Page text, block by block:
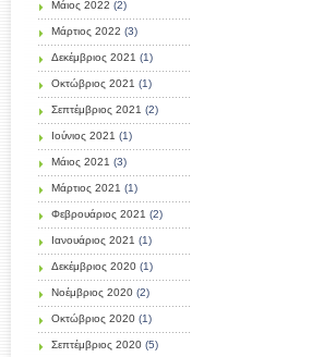
Μάιος 2022 (2)
Μάρτιος 2022 (3)
Δεκέμβριος 2021 (1)
Οκτώβριος 2021 (1)
Σεπτέμβριος 2021 (2)
Ιούνιος 2021 (1)
Μάιος 2021 (3)
Μάρτιος 2021 (1)
Φεβρουάριος 2021 (2)
Ιανουάριος 2021 (1)
Δεκέμβριος 2020 (1)
Νοέμβριος 2020 (2)
Οκτώβριος 2020 (1)
Σεπτέμβριος 2020 (5)